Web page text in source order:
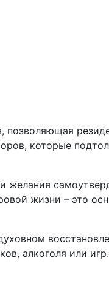
позволяющая
которые
желания
жизни – это
алкоголя или игр.